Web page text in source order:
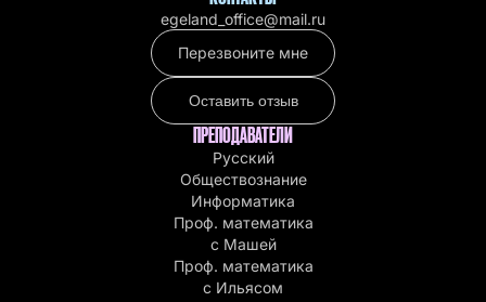
egeland_office@mail.ru
Перезвоните мне
Оставить отзыв
ПРЕПОДАВАТЕЛИ
Русский
Обществознание
Информатика
Проф. математика
с Машей
Проф. математика
c Ильясом